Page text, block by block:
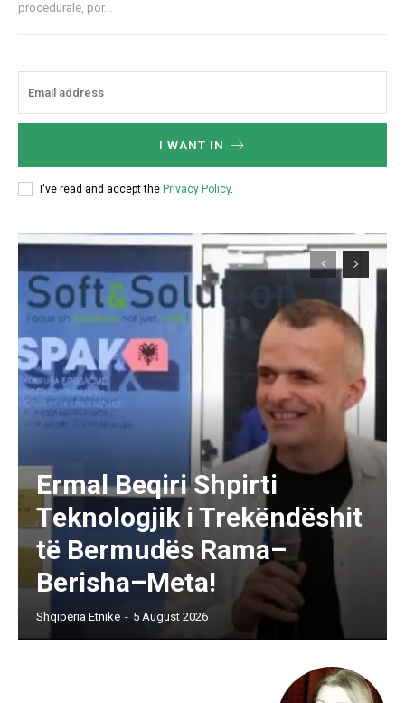
procedurale, por...
I WANT IN
I've read and accept the Privacy Policy.
Ermal Beqiri Shpirti
Teknologjik i Trekëndëshit
të Bermudës Rama–
Berisha–Meta!
Shqiperia Etnike - 5 August 2026